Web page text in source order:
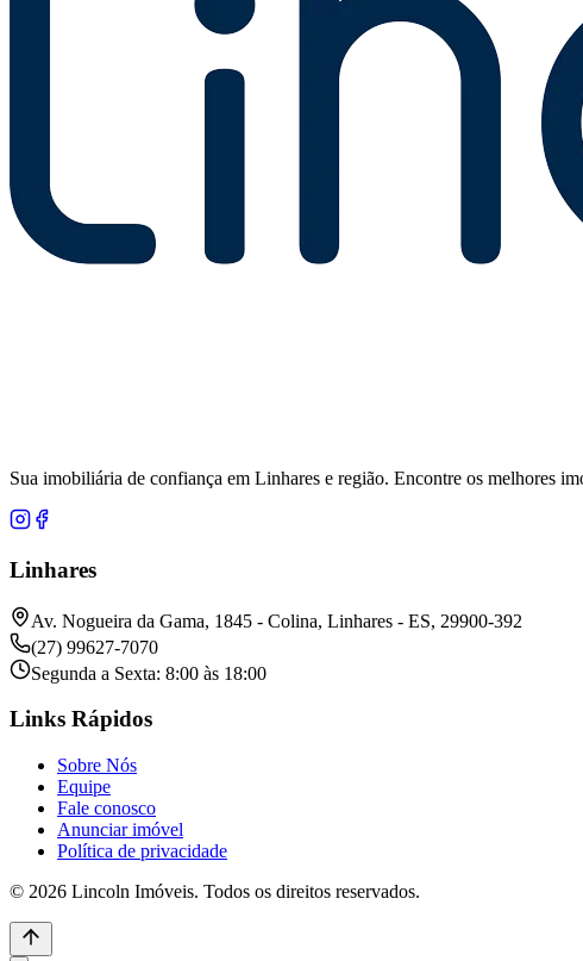
Sua imobiliária de confiança em Linhares e região. Encontre os melhores
Linhares
Av. Nogueira da Gama, 1845 - Colina, Linhares - ES, 29900-392
(27) 99627-7070
Segunda a Sexta: 8:00 às 18:00
Links Rápidos
Sobre Nós
Equipe
Fale conosco
Anunciar imóvel
Política de privacidade
© 2026 Lincoln Imóveis. Todos os direitos reservados.